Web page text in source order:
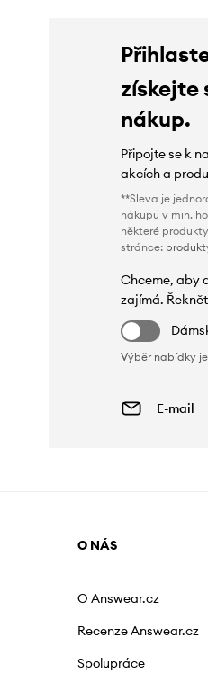
získejte
nákup.
Připojte se k
akcích a
**Sleva je
nákupu v min.
některé
stránce:
Chceme, aby
zajímá.
Výběr nabídky
O NÁS
O Answear.cz
Recenze Answear.cz
Spolupráce